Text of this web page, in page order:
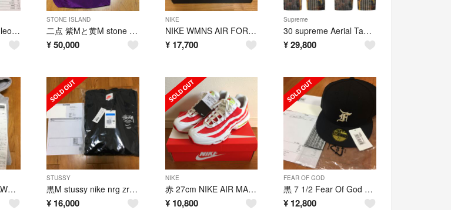
supreme waist bag leopard シュプリーム ウエストバッグ
STONE ISLAND
二点 紫Mと黄M stone island nylon metal pants
¥50,000
NIKE
NIKE WMNS AIR FORCE 1 LOW 07 LV8 SASHIKO
¥ 17,700
Supreme
30 supreme Aerial Tapestry Regular Jean
¥29,800
灰色M Supreme KAWS Chalk Logo Hooded box
STUSSY
黒M stussy nike nrg zr crew fleece m
¥ 16,000
NIKE
赤 27cm NIKE AIR MAX 95 MARINE DAY マリン デイ
¥ 10,800
FEAR OF GOD
黒 7 1/2 Fear Of God Essentials NEW ERA
¥ 12,800